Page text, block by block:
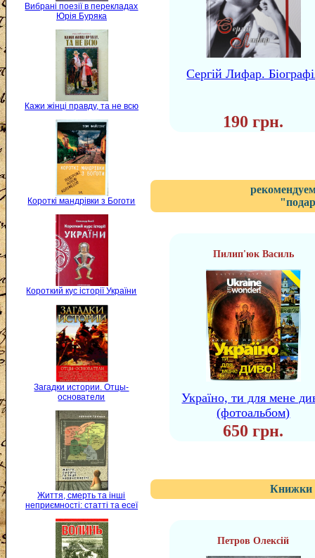
Вибрані поезії в перекладах
Юрія Буряка
Кажи жінці правду, та не всю
Короткі мандрівки з Боготи
Короткий кус історії України
Загадки истории. Отцы-
основатели
Життя, смерть та інші
неприємності: статті та есеї
Сергій Лифар.
190 грн.
Пилип'юк Василь
Україно, ти для мене
(фотоальбом)
650 грн.
Книжки
Петров Олексій